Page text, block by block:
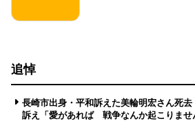
追悼
長崎市出身・平和訴えた美輪明宏さん死
訴え「愛があれば 戦争なんか起こりませ